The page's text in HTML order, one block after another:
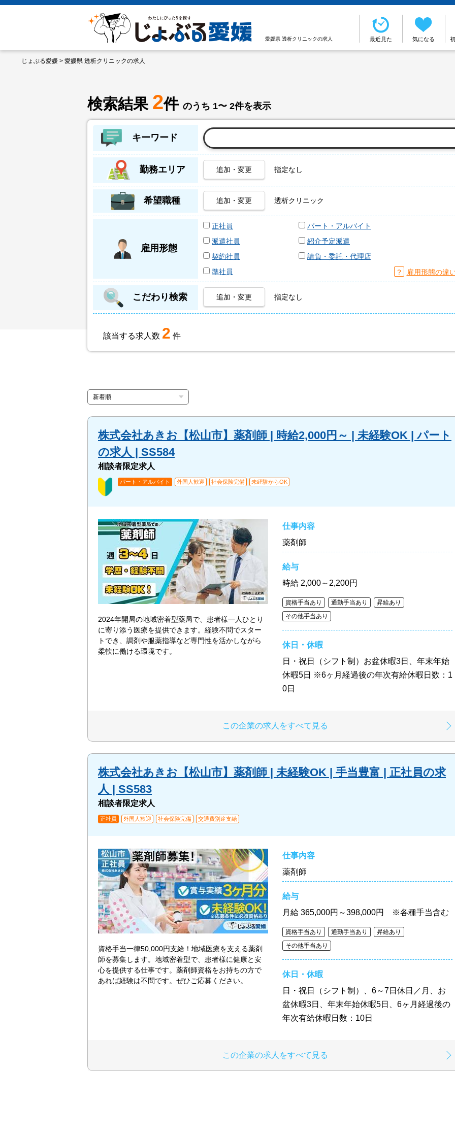
愛媛県 透析クリニックの求人 最近見た 気になる
じょぶる愛媛 > 愛媛県 透析クリニックの求人
検索結果 2件 のうち 1〜 2件を表示
キーワード
勤務エリア 追加・変更 指定なし
希望職種 追加・変更 透析クリニック
雇用形態
正社員
パート・アルバイト
派遣社員
紹介予定派遣
契約社員
請負・委託・代理店
準社員
？ 雇用形態の違
こだわり検索 追加・変更 指定なし
該当する求人数 2 件
株式会社あきお【松山市】薬剤師 | 時給2,000円～ | 未経験OK | パート
の求人 | SS584
相談者限定求人
パート・アルバイト 外国人歓迎 社会保険完備 未経験からOK
2024年開局の地域密着型薬局で、患者様一人ひとり
に寄り添う医療を提供できます。経験不問でスター
トでき、調剤や服薬指導など専門性を活かしながら
柔軟に働ける環境です。
仕事内容
薬剤師
給与
時給 2,000～2,200円
資格手当あり 通勤手当あり
昇給あり
その他手当あり
休日・休暇
日・祝日（シフト制）お盆休暇3日、年末年始
休暇5日 ※6ヶ月経過後の年次有給休暇日数：1
0日
この企業の求人をすべて見る
株式会社あきお【松山市】薬剤師 | 未経験OK | 手当豊富 | 正社員の求
人 | SS583
相談者限定求人
正社員 外国人歓迎 社会保険完備 交通費別途支給
資格手当一律50,000円支給！地域医療を支える薬剤
師を募集します。地域密着型で、患者様に健康と安
心を提供する仕事です。薬剤師資格をお持ちの方で
あれば経験は不問です。ぜひご応募ください。
仕事内容
薬剤師
給与
月給 365,000円～398,000円 ※各種手当含む
資格手当あり 通勤手当あり
昇給あり
その他手当あり
休日・休暇
日・祝日（シフト制）、6～7日休日／月、お
盆休暇3日、年末年始休暇5日、6ヶ月経過後の
年次有給休暇日数：10日
この企業の求人をすべて見る